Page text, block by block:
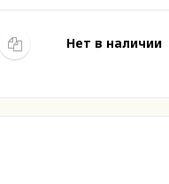
Нет в наличии